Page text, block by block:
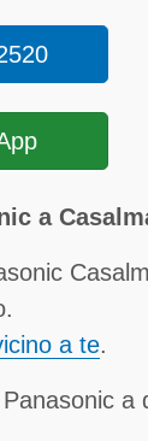
a
a te.
a